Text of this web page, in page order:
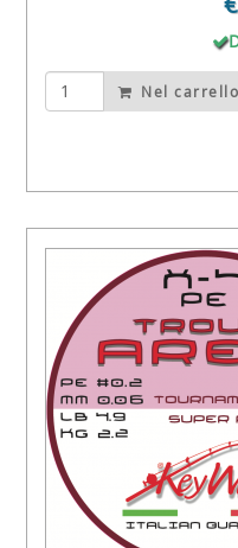
Nel carrello